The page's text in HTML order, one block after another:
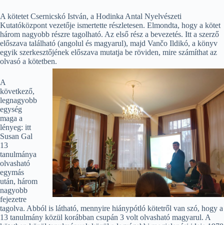
A kötetet Csernicskó István, a Hodinka Antal Nyelvészeti
Kutatóközpont vezetője ismertette részletesen. Elmondta, hogy a kötet
három nagyobb részre tagolható. Az első rész a bevezetés. Itt a szerző
előszava található (angolul és magyarul), majd Vančo Ildikó, a könyv
egyik szerkesztőjének előszava mutatja be röviden, mire számíthat az
olvasó a kötetben.
A
következő,
legnagyobb
egység
maga a
lényeg: itt
Susan Gal
13
tanulmánya
olvasható
egymás
után, három
nagyobb
fejezetre
tagolva. Abból is látható, mennyire hiánypótló kötetről van szó, hogy a
13 tanulmány közül korábban csupán 3 volt olvasható magyarul. A